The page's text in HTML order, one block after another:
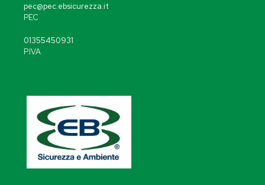
pec@pec.ebsicurezza.it
PEC
01355450931
P.IVA